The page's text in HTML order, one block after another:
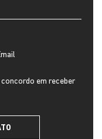
concordo em receber